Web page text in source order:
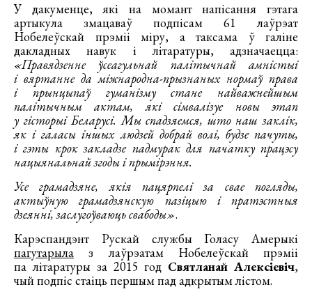
У дакуменце, які на момант напісання гэтага
артыкула змацаваў подпісам 61 лаўрэат
Нобелеўскай прэміі міру, а таксама ў галіне
дакладных навук і літаратуры, адзначаецца:
«Правядзенне ўсеагульнай палітычнай амністыі
і вяртанне да міжнародна-прызнаных нормаў права
і прынцыпаў гуманізму стане найважнейшым
палітычным актам, які сімвалізуе новы этап
у гісторыі Беларусі. Мы спадзяемся, што наш заклік,
як і галасы іншых людзей добрай волі, будзе пачуты,
і гэты крок закладзе падмурак для пачатку працэсу
нацыянальнай згоды і прымірэння.
Усе грамадзяне, якія пацярпелі за свае погляды,
актыўную грамадзянскую пазіцыю і пратэстныя
дзеянні, заслугоўваюць свабоды».
Карэспандэнт Рускай службы Голасу Амерыкі
пагутарыла з лаўрэатам Нобелеўскай прэміі
па літаратуры за 2015 год Святланай Алексіевіч,
чый подпіс стаіць першым пад адкрытым лістом.